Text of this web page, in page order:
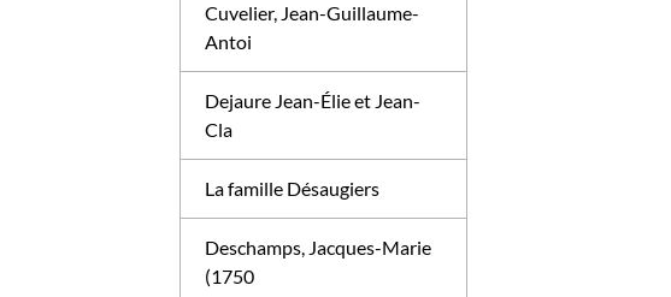
Cuvelier, Jean-Guillaume-
Antoi
Dejaure Jean-Élie et Jean-
Cla
La famille Désaugiers
Deschamps, Jacques-Marie
(1750